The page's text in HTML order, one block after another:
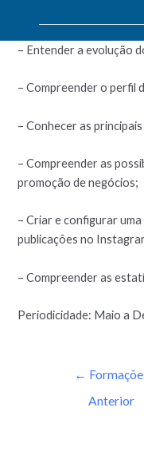
– Entender a evolução
– Compreender o perfil
– Conhecer as
– Compreender as
promoção de negócios;
– Criar e configurar
publicações no
– Compreender as
Periodicidade: Maio a
←
Anterior